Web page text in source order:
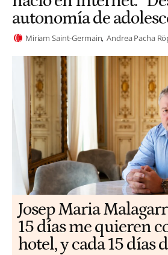
autonomía de
Miriam Saint-Germain Andrea Pacha
​​Josep Maria
15 días me quieren
hotel, y cada 15 días